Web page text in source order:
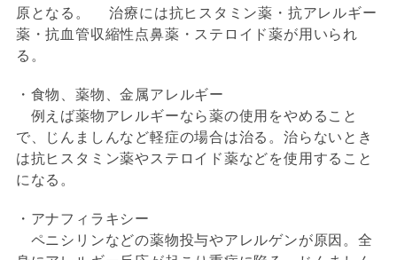
原となる。 治療には抗ヒスタミン薬・抗アレルギー
薬・抗血管収縮性点鼻薬・ステロイド薬が用いられ
る。
・食物、薬物、金属アレルギー
例えば薬物アレルギーなら薬の使用をやめること
で、じんましんなど軽症の場合は治る。治らないとき
は抗ヒスタミン薬やステロイド薬などを使用すること
になる。
・アナフィラキシー
ペニシリンなどの薬物投与やアレルゲンが原因。全